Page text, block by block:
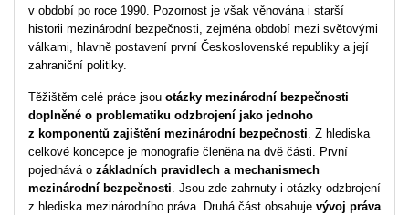
v období po roce 1990. Pozornost je však věnována i starší
historii mezinárodní bezpečnosti, zejména období mezi světovými
válkami, hlavně postavení první Československé republiky a její
zahraniční politiky.
Těžištěm celé práce jsou otázky mezinárodní bezpečnosti
doplněné o problematiku odzbrojení jako jednoho
z komponentů zajištění mezinárodní bezpečnosti . Z hlediska
celkové koncepce je monografie členěna na dvě části. První
pojednává o základních pravidlech a mechanismech
mezinárodní bezpečnosti . Jsou zde zahrnuty i otázky odzbrojení
z hlediska mezinárodního práva. Druhá část obsahuje vývoj práva